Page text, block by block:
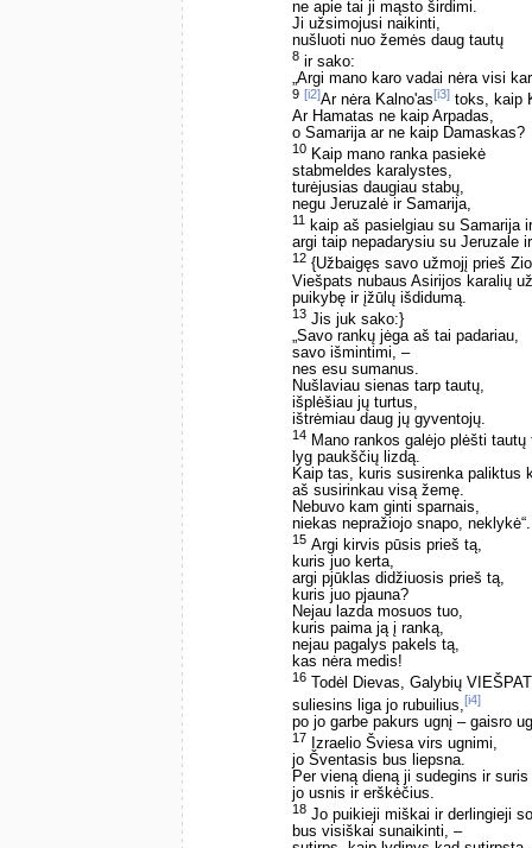
ne apie tai ji mąsto širdimi.
Ji užsimojusi naikinti,
nušluoti nuo žemės daug tautų
8 ir sako:
„Argi mano karo vadai nėra visi
9 [i2]Ar nėra Kalno'as[i3] toks, kaip
Ar Hamatas ne kaip Arpadas,
o Samarija ar ne kaip Damaskas?
10 Kaip mano ranka pasiekė
stabmeldes karalystes,
turėjusias daugiau stabų,
negu Jeruzalė ir Samarija,
11
kaip aš pasielgiau su Samarija
argi taip nepadarysiu su Jeruzale
12 {Užbaigęs savo užmojį prieš
Viešpats nubaus Asirijos karalių
puikybę ir įžūlų išdidumą.
13 Jis juk sako:}
„Savo rankų jėga aš tai padariau,
savo išmintimi, –
nes esu sumanus.
Nušlaviau sienas tarp tautų,
išplėšiau jų turtus,
ištrėmiau daug jų gyventojų.
14 Mano rankos galėjo plėšti tautų
lyg paukščių lizdą.
Kaip tas, kuris susirenka paliktus
aš susirinkau visą žemę.
Nebuvo kam ginti sparnais,
niekas nepražiojo snapo, neklykė“.
15 Argi kirvis pūsis prieš tą,
kuris juo kerta,
argi pjūklas didžiuosis prieš tą,
kuris juo pjauna?
Nejau lazda mosuos tuo,
kuris paima ją į ranką,
nejau pagalys pakels tą,
kas nėra medis!
16 Todėl Dievas, Galybių
suliesins liga jo rubuilius, [i4]
po jo garbe pakurs ugnį – gaisro
17 Izraelio Šviesa virs ugnimi,
jo Šventasis bus liepsna.
Per vieną dieną ji sudegins ir suris
jo usnis ir erškėčius.
18 Jo puikieji miškai ir derlingieji
bus visiškai sunaikinti, –